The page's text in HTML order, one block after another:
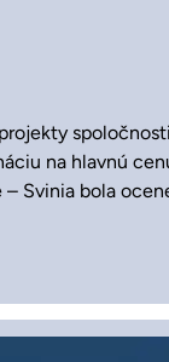
na hlavnú
– Svinia bola